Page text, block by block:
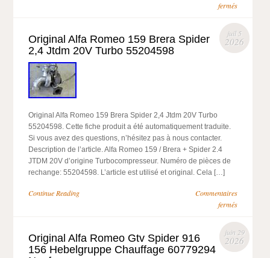
fermés
juil 5
2026
Original Alfa Romeo 159 Brera Spider
2,4 Jtdm 20V Turbo 55204598
Original Alfa Romeo 159 Brera Spider 2,4 Jtdm 20V Turbo
55204598. Cette fiche produit a été automatiquement traduite.
Si vous avez des questions, n’hésitez pas à nous contacter.
Description de l’article. Alfa Romeo 159 / Brera + Spider 2.4
JTDM 20V d’origine Turbocompresseur. Numéro de pièces de
rechange: 55204598. L’article est utilisé et original. Cela […]
Continue Reading
Commentaires
fermés
juin 29
2026
Original Alfa Romeo Gtv Spider 916
156 Hebelgruppe Chauffage 60779294